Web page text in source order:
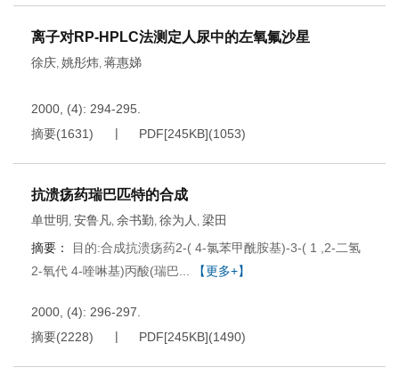
离子对RP-HPLC法测定人尿中的左氧氟沙星
徐庆, 姚彤炜, 蒋惠娣
2000, (4): 294-295.
摘要(1631) PDF[245KB](1053)
抗溃疡药瑞巴匹特的合成
单世明 , 安鲁凡, 余书勤, 徐为人 , 梁田
摘要：
目的:合成抗溃疡药2-( 4-氯苯甲酰胺基)-3-( 1 ,2-二氢
2-氧代 4-喹啉基)丙酸(瑞巴...
【更多+】
2000, (4): 296-297.
摘要(2228) PDF[245KB](1490)